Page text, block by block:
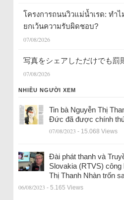
โครงการถนนวิวแม่น้ำเรด: ทำ
ยกเว้นความรับผิดชอบ?
07/08/2026
写真をシェアしただけでも罰
07/08/2026
NHIỀU NGƯỜI XEM
Tin bà Nguyễn Thị
Đức đã được chính
07/08/2023 - 15.068 Views
Đài phát thanh và
Slovakia (RTVS) công
Thị Thanh Nhàn trốn
06/08/2023 - 5.165 Views